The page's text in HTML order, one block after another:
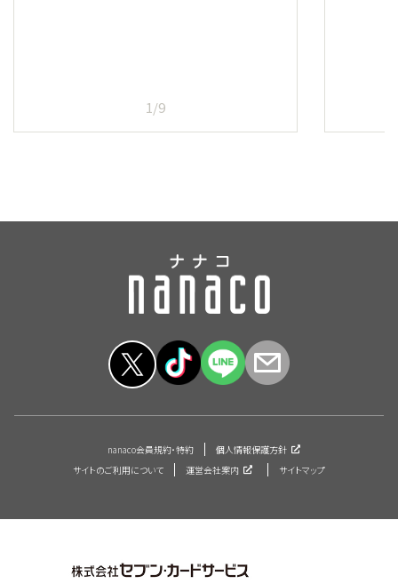
1/9
nanaco会員規約・特約
個人情報保護方針
サイトのご利用について
運営会社案内 サイトマップ